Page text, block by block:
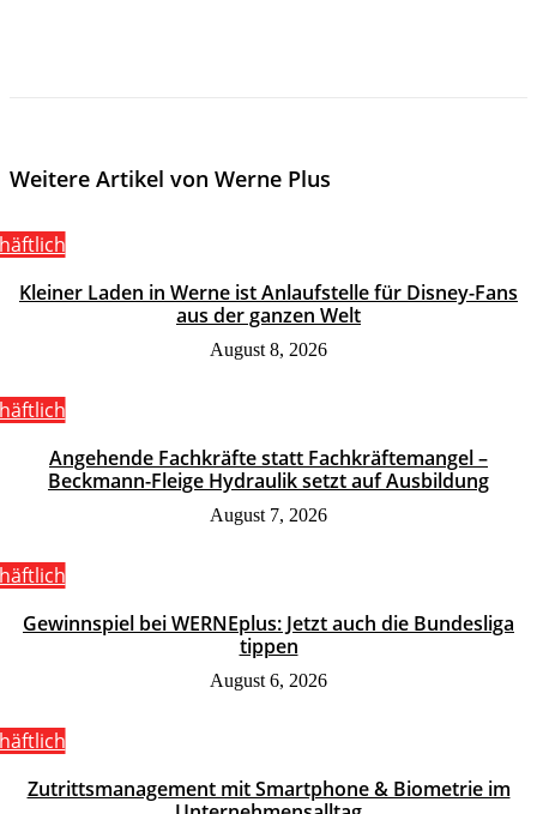
Weitere Artikel von Werne Plus
Kleiner Laden in Werne ist Anlaufstelle für Disney-Fans
aus der ganzen Welt
August 8, 2026
Angehende Fachkräfte statt Fachkräftemangel –
Beckmann-Fleige Hydraulik setzt auf Ausbildung
August 7, 2026
Gewinnspiel bei WERNEplus: Jetzt auch die Bundesliga
tippen
August 6, 2026
Zutrittsmanagement mit Smartphone & Biometrie im